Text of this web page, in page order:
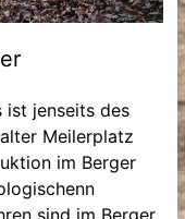
ist jenseits des
Meilerplatz
im Berger